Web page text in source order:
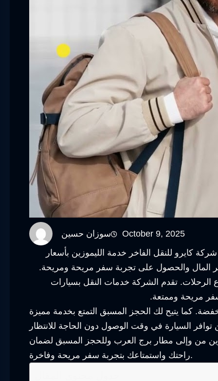
سوزان حسين
October 9, 2025
كايرو للنقل الفاخر خدمة الليموزين بأسعار
المال والحصول على تجربة سفر مريحة ومريحة.
تقدم الشركة خدمات النقل بسيارات
مريحة وممتعة.
كما يتيح لك الحجز المسبق التمتع بخدمة مميزة
من وإلى مطار برج العرب وللحجز المسبق لضمان
راحتك واستمتاعك بتجربة سفر مريحة وفاخرة.